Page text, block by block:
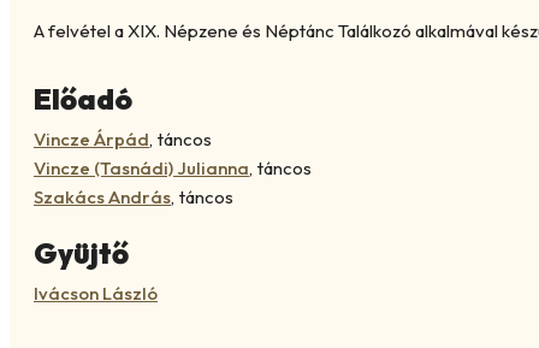
A felvétel a XIX. Népzene és Néptánc Találkozó alkalmával
Előadó
Vincze Árpád, táncos
Vincze (Tasnádi) Julianna, táncos
Szakács András, táncos
Gyüjtő
Ivácson László